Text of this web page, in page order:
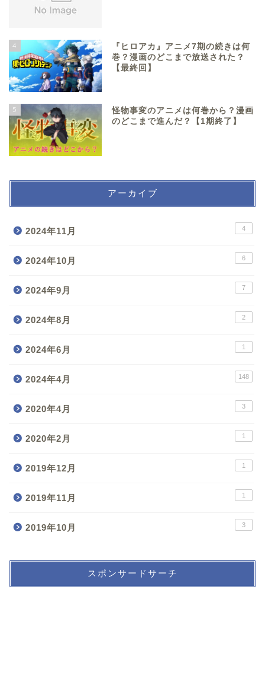
4
『ヒロアカ』アニメ7期の続きは何
巻？漫画のどこまで放送された？
【最終回】
5
怪物事変のアニメは何巻から？漫画
のどこまで進んだ？【1期終了】
アーカイブ
2024年11月 4
2024年10月 6
2024年9月 7
2024年8月 2
2024年6月 1
2024年4月 148
2020年4月 3
2020年2月 1
2019年12月 1
2019年11月 1
2019年10月 3
スポンサードサーチ